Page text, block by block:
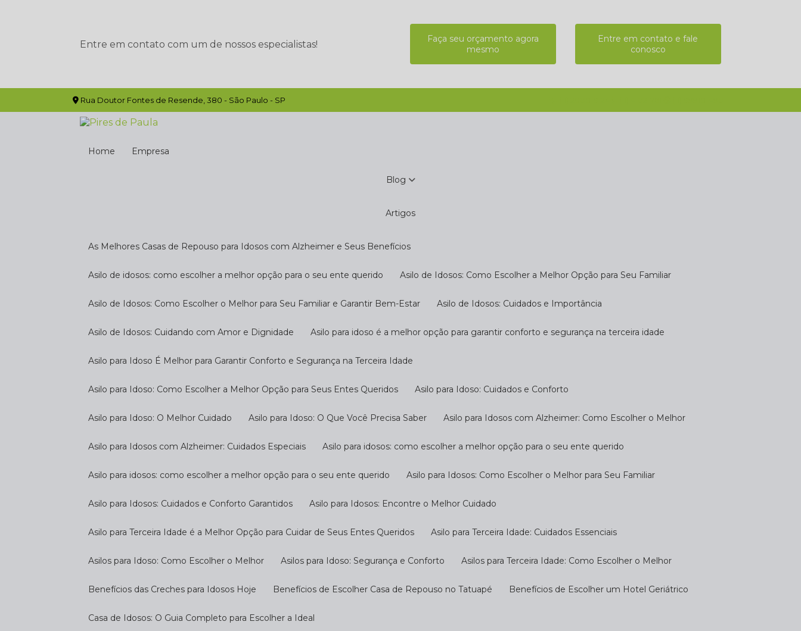
Entre em contato com um de nossos especialistas!
Faça seu orçamento agora
mesmo
Entre em contato e fale
conosco
Rua Doutor Fontes de Resende, 380 - São Paulo - SP
Home Empresa
Blog
Artigos
As Melhores Casas de Repouso para Idosos com Alzheimer e Seus Benefícios
Asilo de idosos: como escolher a melhor opção para o seu ente querido Asilo de Idosos: Como Escolher a Melhor Opção para Seu Familiar
Asilo de Idosos: Como Escolher o Melhor para Seu Familiar e Garantir Bem-Estar Asilo de Idosos: Cuidados e Importância
Asilo de Idosos: Cuidando com Amor e Dignidade Asilo para idoso é a melhor opção para garantir conforto e segurança na terceira idade
Asilo para Idoso É Melhor para Garantir Conforto e Segurança na Terceira Idade
Asilo para Idoso: Como Escolher a Melhor Opção para Seus Entes Queridos Asilo para Idoso: Cuidados e Conforto
Asilo para Idoso: O Melhor Cuidado Asilo para Idoso: O Que Você Precisa Saber Asilo para Idosos com Alzheimer: Como Escolher o Melhor
Asilo para Idosos com Alzheimer: Cuidados Especiais Asilo para idosos: como escolher a melhor opção para o seu ente querido
Asilo para idosos: como escolher a melhor opção para o seu ente querido Asilo para Idosos: Como Escolher o Melhor para Seu Familiar
Asilo para Idosos: Cuidados e Conforto Garantidos Asilo para Idosos: Encontre o Melhor Cuidado
Asilo para Terceira Idade é a Melhor Opção para Cuidar de Seus Entes Queridos Asilo para Terceira Idade: Cuidados Essenciais
Asilos para Idoso: Como Escolher o Melhor Asilos para Idoso: Segurança e Conforto Asilos para Terceira Idade: Como Escolher o Melhor
Benefícios das Creches para Idosos Hoje Benefícios de Escolher Casa de Repouso no Tatuapé Benefícios de Escolher um Hotel Geriátrico
Casa de Idosos: O Guia Completo para Escolher a Ideal